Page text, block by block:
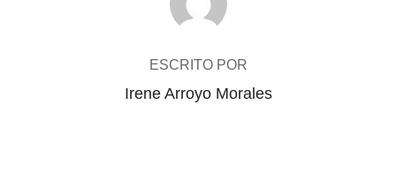
ESCRITO POR
Irene Arroyo Morales